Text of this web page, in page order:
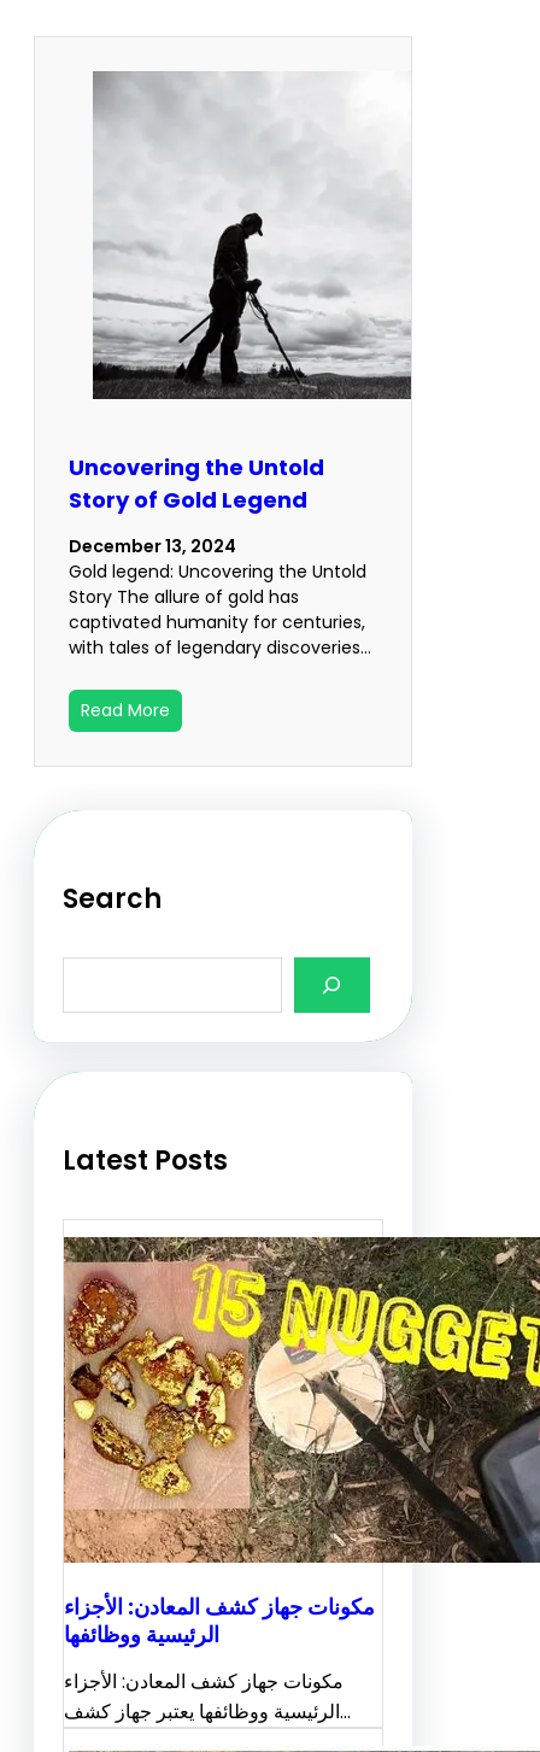
Uncovering the Untold
Story of Gold Legend
December 13, 2024
Gold legend: Uncovering the Untold
Story The allure of gold has
captivated humanity for centuries,
with tales of legendary discoveries…
Read More
Search
a
c
Latest Posts
مكونات جهاز كشف المعادن: الأجزاء
الرئيسية ووظائفها
مكونات جهاز كشف المعادن: الأجزاء
الرئيسية ووظائفها يعتبر جهاز كشف…